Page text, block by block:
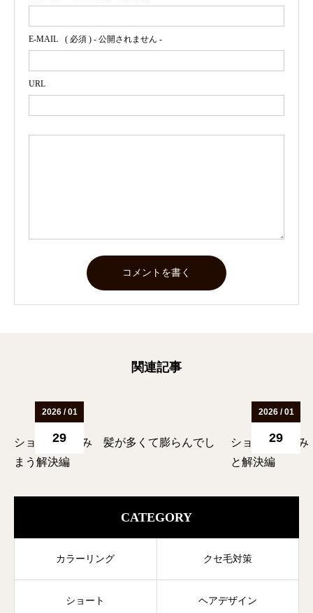
E-MAIL ( 必須 ) - 公開されません -
URL
関連記事
2026 / 01
29
ショートの悩み 髪が多くて膨らんでし
まう解決編
2026 / 01
29
ショートの悩
と解決編
CATEGORY
カラーリング クセ毛対策
ショート ヘアデザイン